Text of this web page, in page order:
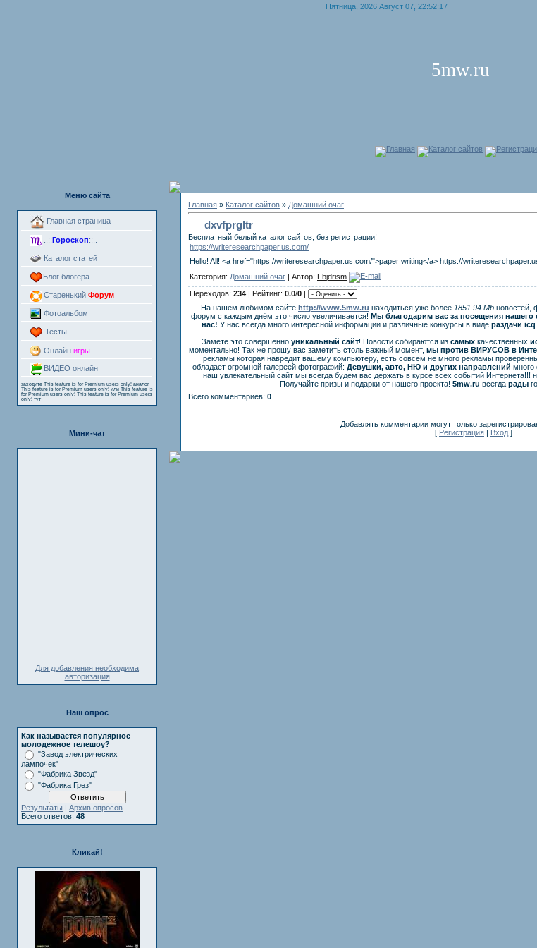
Пятница, 2026 Август 07, 22:52:17
5mw.ru
Главная Каталог сайтов
Меню сайта
Главная страница
..:: Гороскоп::..
Каталог статей
Блог блогера
Старенький Форум
Фотоальбом
Тесты
Онлайн игры
ВИДЕО онлайн
заходите This feature is for Premium users only! аналог
This feature is for Premium users only! или This feature is
for Premium users only! This feature is for Premium users
only! тут
Мини-чат
Для добавления необходима
авторизация
Наш опрос
Как называется популярное
молодежное телешоу?
"Завод электрических
лампочек"
"Фабрика Звезд"
"Фабрика Грез"
Результаты | Архив опросов
Всего ответов: 48
Кликай!
Главная » Каталог сайтов » Домашний очаг
dxvfprgltr
Бесплатный белый каталог сайтов, без регистрации!
https://writeresearchpaper.us.com/
Hello! All! <a href="https://writeresearchpaper.us.com/">paper writing</a> https://
Категория: Домашний очаг | Автор: Fbjdrism
Переходов: 234 | Рейтинг: 0.0/0 |
На нашем любимом сайте http://www.5mw.ru находиться уже более 1851.94 Mb новостей,
форум с каждым днём это число увеличивается! Мы благодарим вас за посещения нашего
нас! У нас всегда много интересной информации и различные конкурсы в виде раздачи icq
Замете это совершенноуникальный сайт! Новости собираются из самыхкачественных
моментально! Так же прошу вас заметить столь важный момент, мы против ВИРУСОВ в
рекламы которая навредит вашему компьютеру, есть совсем не много рекламы
обладает огромной галереей фотографий: Девушки, авто, НЮ и других направлений много
наш увлекательный сайт мы всегда будем вас держать в курсе всех событий Интернета!!!
Получайте призы и подарки от нашего проекта! 5mw.ru всегда рады
Всего комментариев: 0
Добавлять комментарии могут только
[ Регистрация | Вход ]